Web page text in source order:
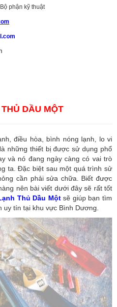
phận kỹ thuật
DẦU MỘT
điều hòa, bình nóng lạnh, lo vi
những thiết bị được sử dụng phổ
và nó đang ngày càng có vai trò
ta. Đặc biệt sau một quá trình sử
cần phải sửa chữa. Biết được
nên bài viết dưới đây sẽ rất tốt
Thủ Dầu Một sẽ giúp bạn tìm
tín tại khu vực Bình Dương.